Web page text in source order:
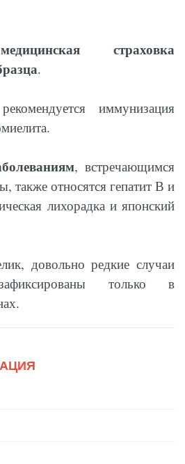
медицинская страховка
.
иммунизация
, встречающимся
также относятся гепатит В и
лихорадка и японский
довольно редкие случаи
только в